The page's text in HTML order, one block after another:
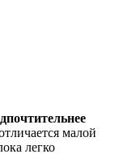
малой
легко